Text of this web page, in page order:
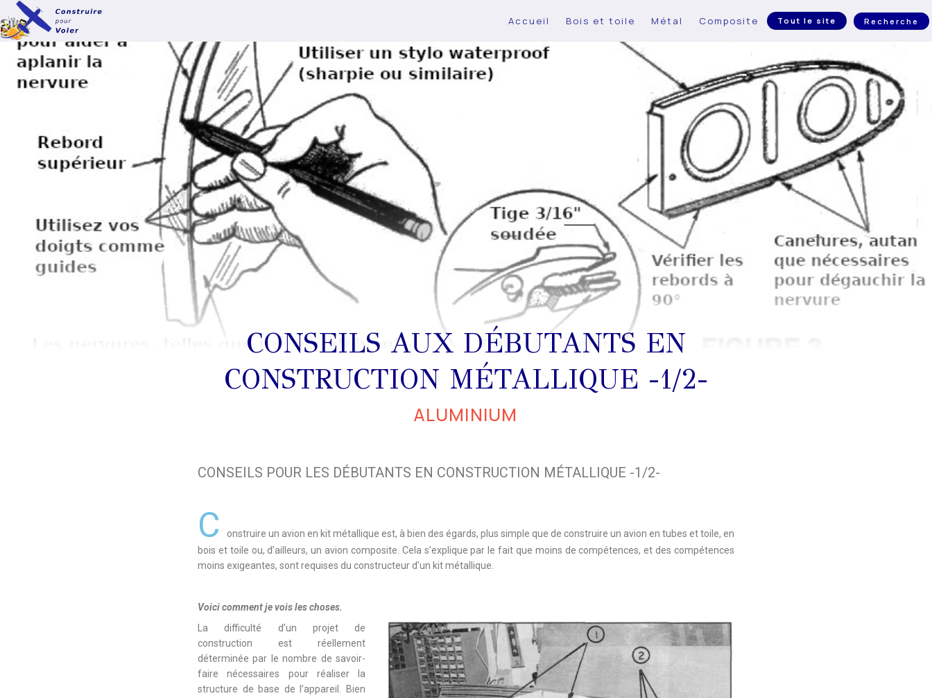
Accueil Bois et toile Métal Composite Tout le site Recherche
CONSEILS AUX DÉBUTANTS EN
CONSTRUCTION MÉTALLIQUE -1/2-
ALUMINIUM
CONSEILS POUR LES DÉBUTANTS EN CONSTRUCTION MÉTALLIQUE -1/2-
C
onstruire un avion en kit métallique est, à bien des égards, plus simple que de construire un avion en tubes et toile, en
bois et toile ou, d’ailleurs, un avion composite. Cela s’explique par le fait que moins de compétences, et des compétences
moins exigeantes, sont requises du constructeur d’un kit métallique.
Voici comment je vois les choses.
La difficulté d’un projet de
construction est réellement
déterminée par le nombre de savoir-
faire nécessaires pour réaliser la
structure de base de l’appareil. Bien